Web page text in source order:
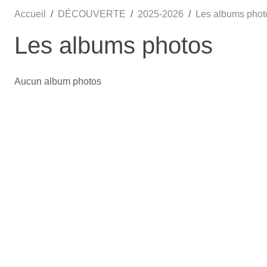
Accueil DÉCOUVERTE 2025-2026 Les albums
Les albums photos
Aucun album photos